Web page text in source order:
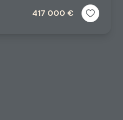
417 000 €